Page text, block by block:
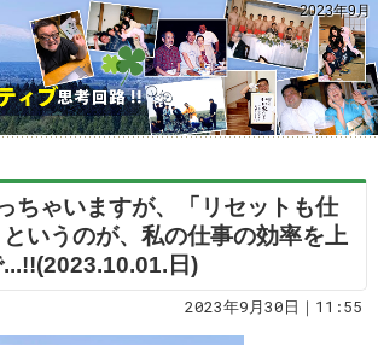
2023年9月
ちゃいますが、「リセットも仕
いうのが、私の仕事の効率を上
日)
2023年9月30日｜11:55